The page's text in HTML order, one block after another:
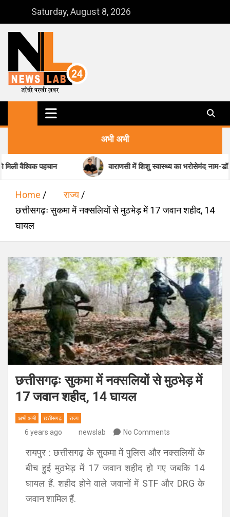
content
Saturday, August 8, 2026
NewsLab24
जाँची परखी ख़बर
अभी अभी
वाराणसी में शिशु स्वास्थ्य का भरोसेमंद नाम-डॉ. मधुकर पांडेय
Home
राज्य
छत्तीसगढ़ः सुकमा में नक्‍सलियों से मुठभेड़ में 17 जवान शहीद, 14
घायल
छत्तीसगढ़ः सुकमा में नक्‍सलियों से मुठभेड़ में
17 जवान शहीद, 14 घायल
अभी अभी छत्तीसगढ़ राज्य
6 years ago newslab No Comments
रायपुर : छत्तीसगढ़ के सुकमा में पुलिस और नक्सलियों के
बीच हुई मुठभेड़ में 17 जवान शहीद हो गए जबकि 14
घायल हैं. शहीद होने वाले जवानों में STF और DRG के
जवान शामिल हैं.